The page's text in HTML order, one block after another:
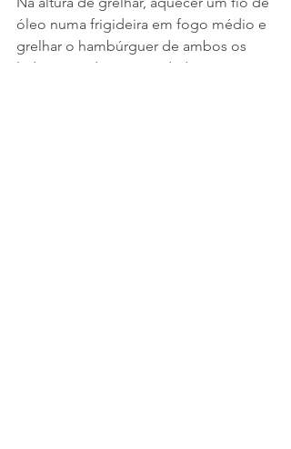
óleo numa frigideira em fogo médio e
grelhar o hambúrguer de ambos os
lados, virando com cuidado.